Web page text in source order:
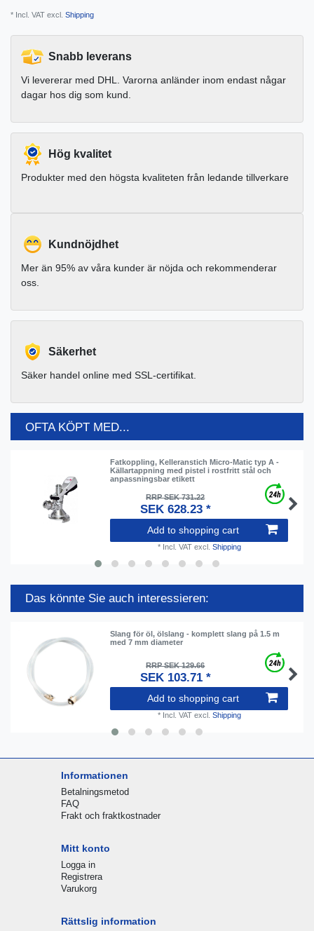
* Incl. VAT excl. Shipping
Snabb leverans
Vi levererar med DHL. Varorna anländer inom endast någar
dagar hos dig som kund.
Hög kvalitet
Produkter med den högsta kvaliteten från ledande tillverkare
Kundnöjdhet
Mer än 95% av våra kunder är nöjda och rekommenderar
oss.
Säkerhet
Säker handel online med SSL-certifikat.
OFTA KÖPT MED...
Fatkoppling, Kelleranstich Micro-Matic typ A -
Källartappning med pistel i rostfritt stål och
anpassningsbar etikett
RRP SEK 731.22
SEK 628.23 *
Add to shopping cart
* Incl. VATexcl. Shipping
Das könnte Sie auch interessieren:
Slang för öl, ölslang - komplett slang på 1.5 m
med 7 mm diameter
RRP SEK 129.66
SEK 103.71 *
Add to shopping cart
* Incl. VATexcl. Shipping
Informationen
Betalningsmetod
FAQ
Frakt och fraktkostnader
Mitt konto
Logga in
Registrera
Varukorg
Rättslig information